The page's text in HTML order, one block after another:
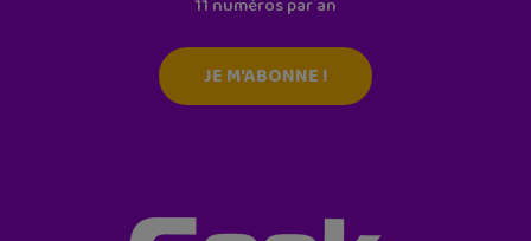
11 numéros par an
JE M'ABONNE !